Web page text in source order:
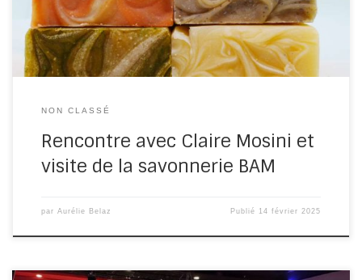
NON CLASSÉ
Rencontre avec Claire Mosini et
visite de la savonnerie BAM
par Aurélie Belaz Publié 14 février 2025